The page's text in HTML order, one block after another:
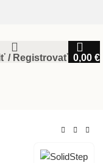
/ Registrovať 0,00 €